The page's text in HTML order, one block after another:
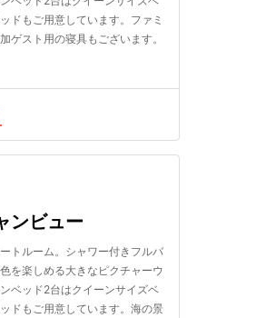
ドもご用意しています。ファミ
ゲスト用の寝具もございます。
ンビュー
トルーム。シャワー付きフルバ
を楽しめる大きなピクチャーウ
ベッド2台はクイーンサイズベ
ドもご用意しています。海の景